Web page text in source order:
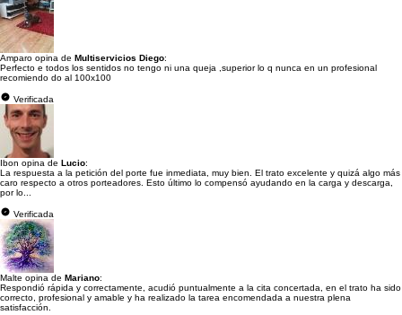
Amparo opina de Multiservicios Diego:
Perfecto e todos los sentidos no tengo ni una queja ,superior lo q nunca en un profesional
recomiendo do al 100x100
Verificada
Ibon opina de Lucio:
La respuesta a la petición del porte fue inmediata, muy bien. El trato excelente y quizá algo más
caro respecto a otros porteadores. Esto último lo compensó ayudando en la carga y descarga,
por lo...
Verificada
Malte opina de Mariano:
Respondió rápida y correctamente, acudió puntualmente a la cita concertada, en el trato ha sido
correcto, profesional y amable y ha realizado la tarea encomendada a nuestra plena
satisfacción.